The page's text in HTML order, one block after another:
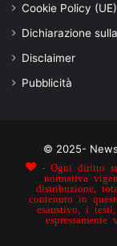
Cookie Policy (UE)
Dichiarazione
Disclaimer
Pubblicità
© 2025-
- Ogni diritto
normativa
distribuzione,
contenuto in
esaustivo, i